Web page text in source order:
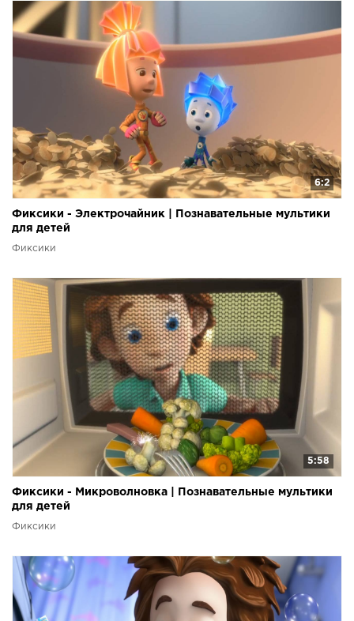
6:2
Фиксики - Электрочайник | Познавательные мультики
для детей
Фиксики
5:58
Фиксики - Микроволновка | Познавательные мультики
для детей
Фиксики